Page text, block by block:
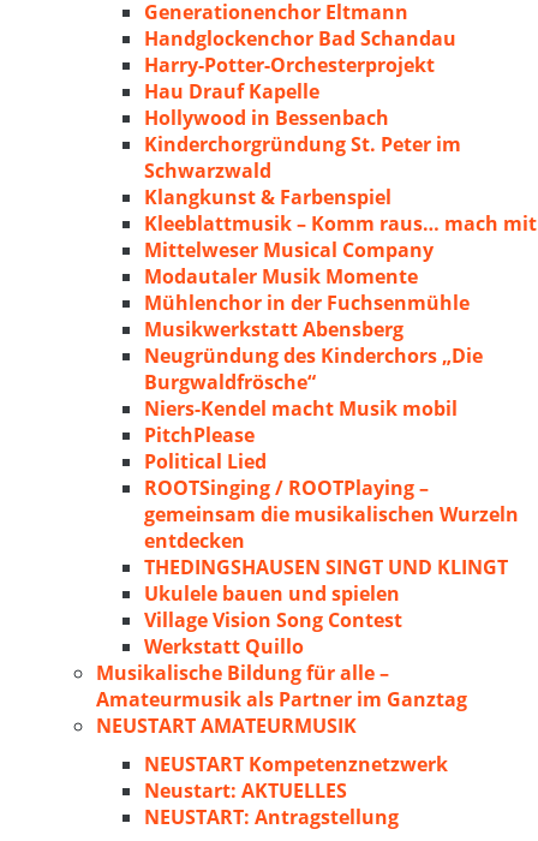
Generationenchor Eltmann
Handglockenchor Bad Schandau
Harry-Potter-Orchesterprojekt
Hau Drauf Kapelle
Hollywood in Bessenbach
Kinderchorgründung St. Peter im
Schwarzwald
Klangkunst & Farbenspiel
Kleeblattmusik – Komm raus… mach mit
Mittelweser Musical Company
Modautaler Musik Momente
Mühlenchor in der Fuchsenmühle
Musikwerkstatt Abensberg
Neugründung des Kinderchors „Die
Burgwaldfrösche“
Niers-Kendel macht Musik mobil
PitchPlease
Political Lied
ROOTSinging / ROOTPlaying –
gemeinsam die musikalischen Wurzeln
entdecken
THEDINGSHAUSEN SINGT UND KLINGT
Ukulele bauen und spielen
Village Vision Song Contest
Werkstatt Quillo
Musikalische Bildung für alle –
Amateurmusik als Partner im Ganztag
NEUSTART AMATEURMUSIK
NEUSTART Kompetenznetzwerk
Neustart: AKTUELLES
NEUSTART: Antragstellung